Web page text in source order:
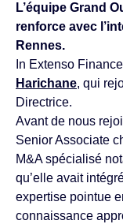
L’équipe Grand
renforce avec
Rennes.
In Extenso
Harichane, qui
Directrice.
Avant de nous
Senior Associate
M&A spécialisé
qu’elle avait
expertise pointue
connaissance